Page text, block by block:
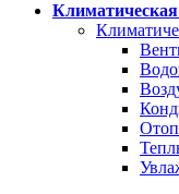
Климатическая